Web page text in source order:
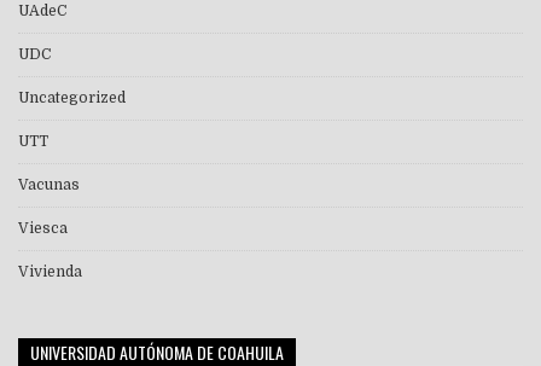
UAdeC
UDC
Uncategorized
UTT
Vacunas
Viesca
Vivienda
UNIVERSIDAD AUTÓNOMA DE COAHUILA